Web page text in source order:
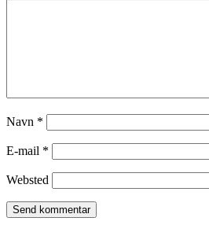
Navn *
E-mail *
Websted